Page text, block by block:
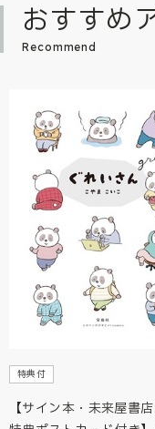
おすすめ
Recommend
特典付
【サイン本・未来屋書